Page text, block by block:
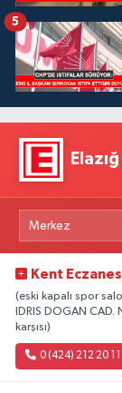
5
Kent
(eski kapalı spor
IDRIS DOGAN
karşısı)
0 (424) 212 20 11